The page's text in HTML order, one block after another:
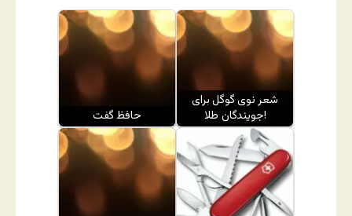
حافظ گفت
شعر نوی گوگل برای
جویندگان طلا!